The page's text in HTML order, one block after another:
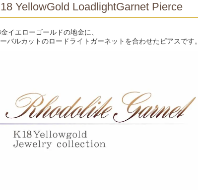
YellowGold LoadlightGarnet Pierce
イエローゴールドの地金に、
バルカットのロードライトガーネットを合わせたピアスです。